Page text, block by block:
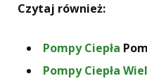
Czytaj również:
Pompy Ciepła
Pompy Ciepła